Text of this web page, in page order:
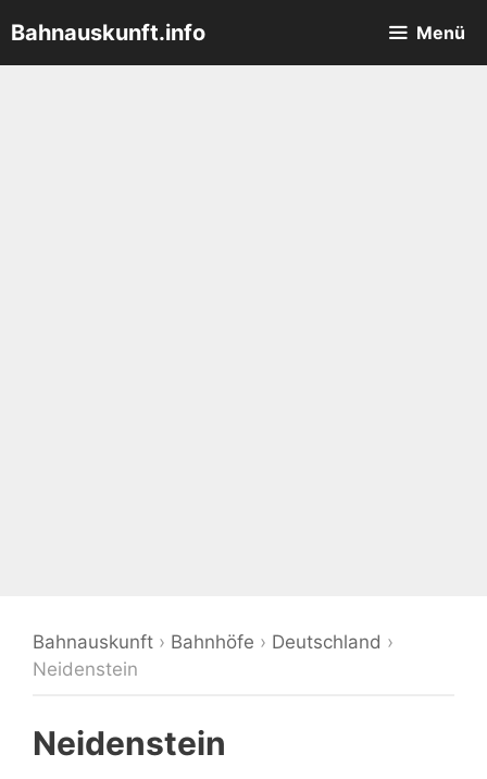
Inhalt
springen
Bahnauskunft.info Menü
Bahnauskunft › Bahnhöfe › Deutschland ›
Neidenstein
Neidenstein